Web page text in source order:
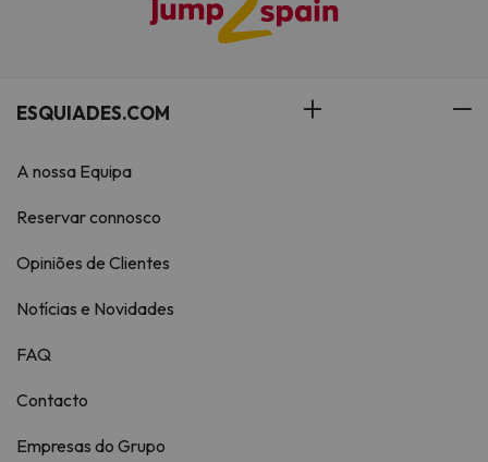
ESQUIADES.COM
A nossa Equipa
Reservar connosco
Opiniões de Clientes
Notícias e Novidades
FAQ
Contacto
Empresas do Grupo